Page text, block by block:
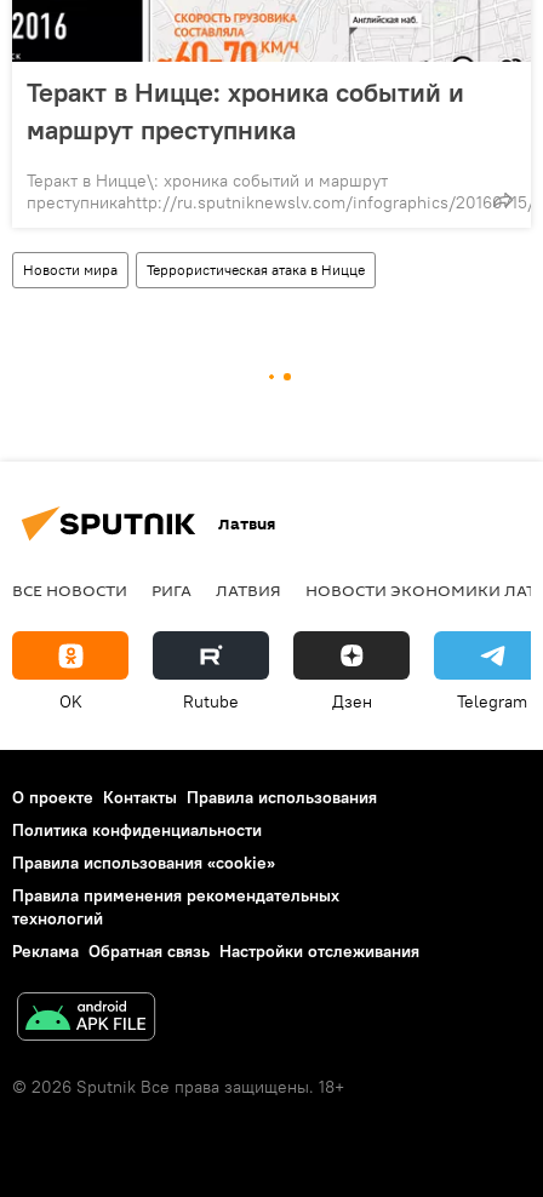
Теракт в Ницце: хроника событий и
маршрут преступника
Теракт в Ницце\: хроника событий и маршрут
преступникаhttp://ru.sputniknewslv.com/infographics/20160715/
Новости мира Террористическая атака в Ницце
Латвия
ВСЕ НОВОСТИ РИГА ЛАТВИЯ НОВОСТИ ЭКОНОМИКИ
OK Rutube Дзен Telegram
О проекте Контакты Правила использования
Политика конфиденциальности
Правила использования «cookie»
Правила применения рекомендательных
технологий
Реклама Обратная связь Настройки отслеживания
© 2026 Sputnik Все права защищены. 18+